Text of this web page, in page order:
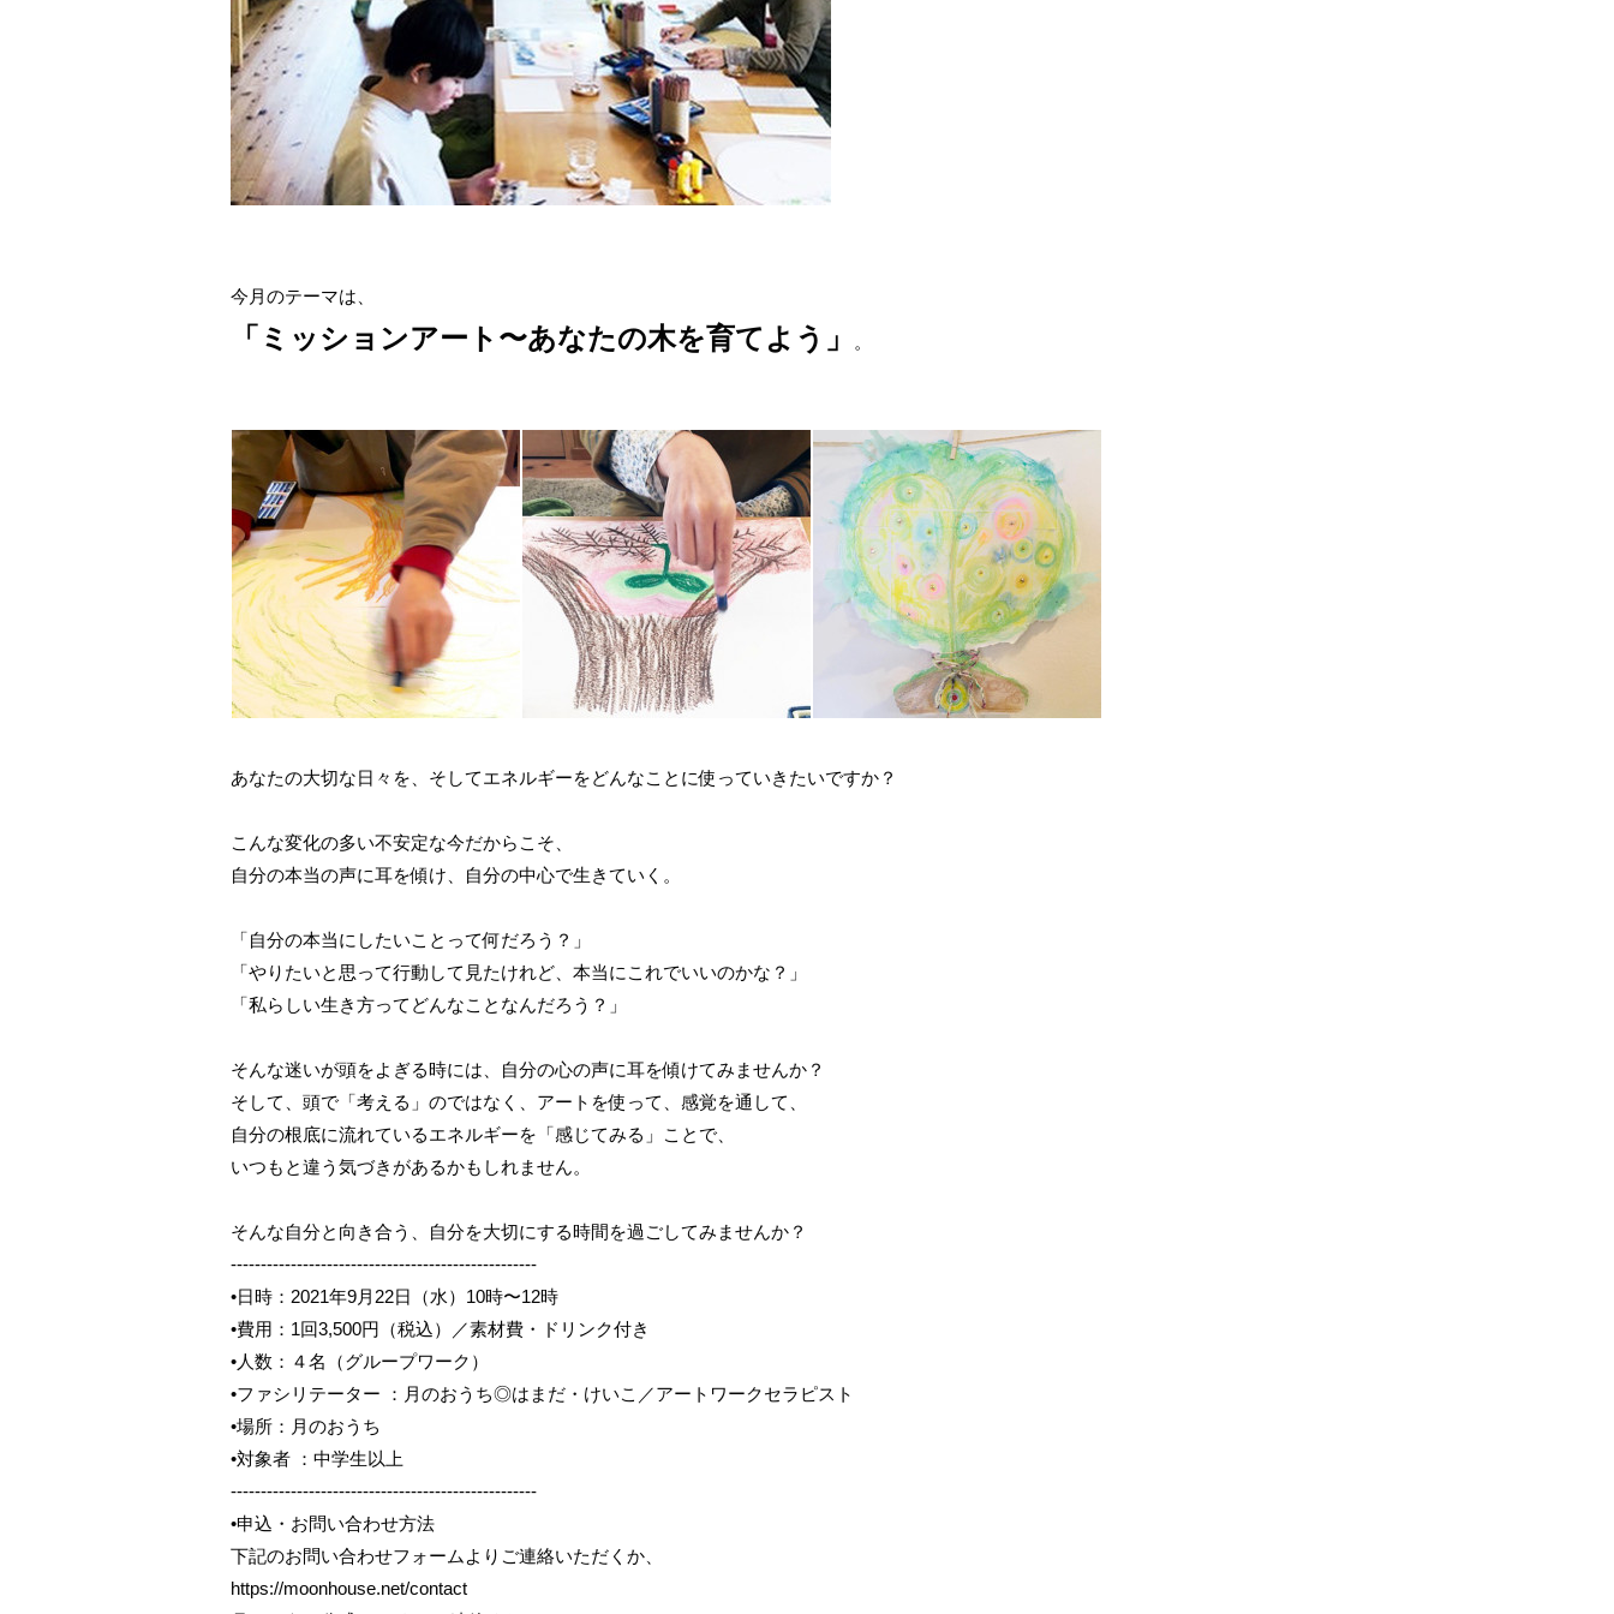
今月のテーマは、
「ミッションアート〜あなたの木を育てよう」 。
あなたの大切な日々を、そしてエネルギーをどんなことに使っていきたいですか？
こんな変化の多い不安定な今だからこそ、
自分の本当の声に耳を傾け、自分の中心で生きていく。
「自分の本当にしたいことって何だろう？」
「やりたいと思って行動して見たけれど、本当にこれでいいのかな？」
「私らしい生き方ってどんなことなんだろう？」
そんな迷いが頭をよぎる時には、自分の心の声に耳を傾けてみませんか？
そして、頭で「考える」のではなく、アートを使って、感覚を通して、
自分の根底に流れているエネルギーを「感じてみる」ことで、
いつもと違う気づきがあるかもしれません。
そんな自分と向き合う、自分を大切にする時間を過ごしてみませんか？
---------------------------------------------------
•日時：2021年9月22日（水）10時〜12時
•費用：1回3,500円（税込）／素材費・ドリンク付き
•人数：４名（グループワーク）
•ファシリテーター ：月のおうち◎はまだ・けいこ／アートワークセラピスト
•場所：月のおうち
•対象者 ：中学生以上
---------------------------------------------------
•申込・お問い合わせ方法
下記のお問い合わせフォームよりご連絡いただくか、
https://moonhouse.net/contact